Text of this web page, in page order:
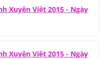
Xuyên Việt 2015 - Ngày
Xuyên Việt 2015 - Ngày